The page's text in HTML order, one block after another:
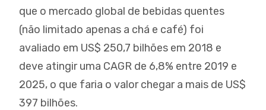
que o mercado global de bebidas quentes
(não limitado apenas a chá e café) foi
avaliado em US$ 250,7 bilhões em 2018 e
deve atingir uma CAGR de 6,8% entre 2019 e
2025, o que faria o valor chegar a mais de US$
397 bilhões.